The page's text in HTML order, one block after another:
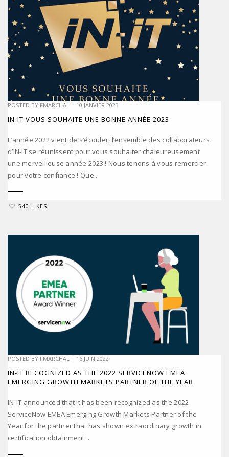
POSTED BY FMARCHAL | 10 JANVIER 2023
IN-IT VOUS SOUHAITE UNE BONNE ANNÉE 2023
L’année 2022 vient de s’écouler, l’ensemble des collaborateurs
d’IN-IT se réunissent pour vous souhaiter chaleureusement
une merveilleuse année 2023 ! Nous tenons à vous remercier
pour votre confiance ! Que...
540 LIKES
POSTED BY FMARCHAL | 16 JUIN 2022
IN-IT RECOGNIZED AS THE 2022 SERVICENOW EMEA
EMERGING GROWTH MARKETS PARTNER OF THE YEAR
IN-IT announced that it has been recognized as the 2022
ServiceNow EMEA Emerging Growth Markets Partner of the
Year for the partner that has shown extraordinary growth in
certification obtainment...